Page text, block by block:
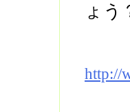
ょう
http://